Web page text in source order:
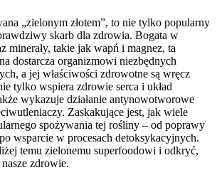
„zielonym złotem”, to nie tylko popularny
skarb dla zdrowia. Bogata w
minerały, takie jak wapń i magnez, ta
dostarcza organizmowi niezbędnych
a jej właściwości zdrowotne są wręcz
tylko wspiera zdrowie serca i układ
wykazuje działanie antynowotworowe
Zaskakujące jest, jak wiele
spożywania tej rośliny – od poprawy
wsparcie w procesach detoksykacyjnych.
temu zielonemu superfoodowi i odkryć,
zdrowie.